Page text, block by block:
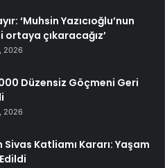
‘Muhsin Yazıcıoğlu’nun
çıkaracağız’
2026
Düzensiz Göçmeni Geri
2026
Katliamı Kararı: Yaşam